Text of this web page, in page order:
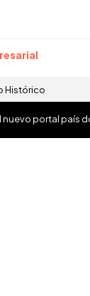
Histórico
nuevo portal país